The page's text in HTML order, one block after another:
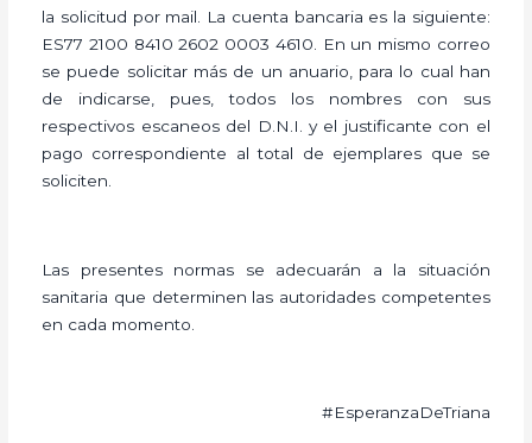
la solicitud por mail. La cuenta bancaria es la siguiente:
ES77 2100 8410 2602 0003 4610. En un mismo correo
se puede solicitar más de un anuario, para lo cual han
de indicarse, pues, todos los nombres con sus
respectivos escaneos del D.N.I. y el justificante con el
pago correspondiente al total de ejemplares que se
soliciten.
Las presentes normas se adecuarán a la situación
sanitaria que determinen las autoridades competentes
en cada momento.
#EsperanzaDeTriana